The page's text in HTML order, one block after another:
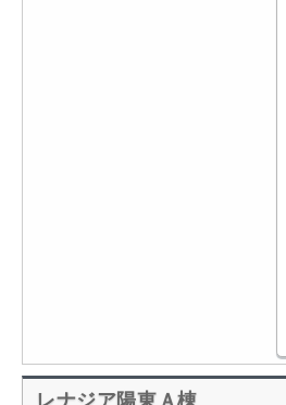
レナジア陽東Ａ棟